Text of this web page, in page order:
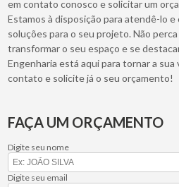
em contato conosco e solicitar um
Estamos à disposição para atendê-lo
soluções para o seu projeto. Não
transformar o seu espaço e se
Engenharia está aqui para tornar a sua
contato e solicite já o seu orçamento!
FAÇA UM ORÇAMENTO
Digite seu nome
Digite seu email